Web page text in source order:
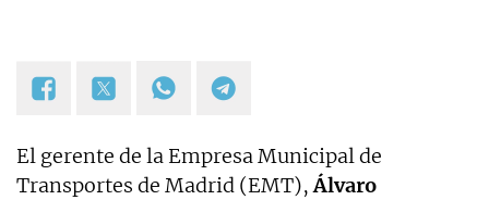
El gerente de la Empresa Municipal de
Transportes de Madrid (EMT),Álvaro